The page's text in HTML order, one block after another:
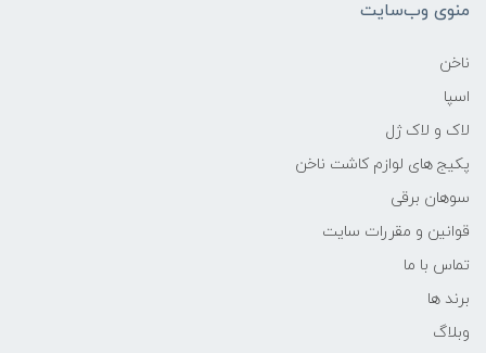
منوی وب‌سایت
ناخن
اسپا
لاک و لاک ژل
پکیج های لوازم کاشت ناخن
سوهان برقی
قوانین و مقررات سایت
تماس با ما
برند ها
وبلاگ